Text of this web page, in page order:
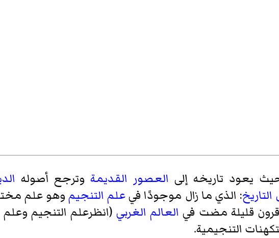
يعود تاريخه إلى العصور القديمةوترجع أصوله
: الذي ما زال موجودًا فيعلم التنجيموهو علم
قليلة مضت في العالم الغربي(انظرعلم التنجيم
التنجيمية.